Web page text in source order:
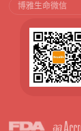
博雅生命微信